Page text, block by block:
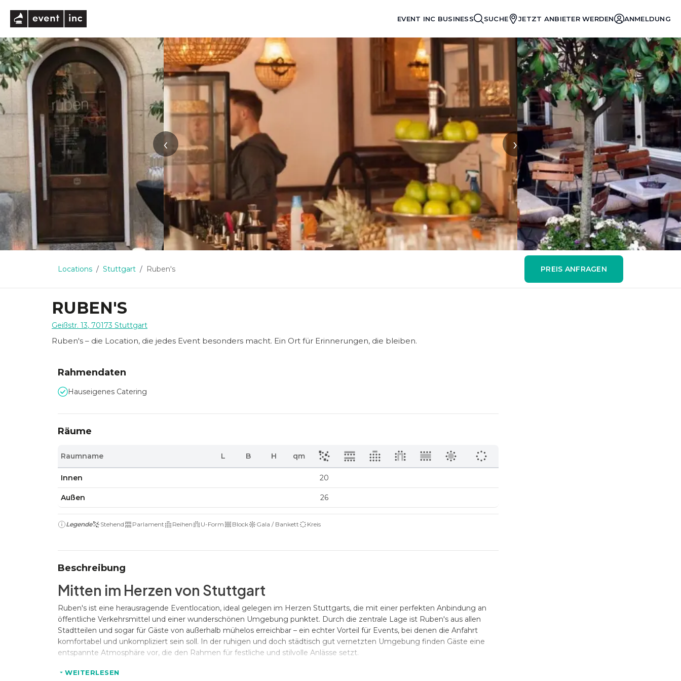
EVENT INC BUSINESS SUCHE JETZT ANBIETER WERDEN ANMELDUNG
‹ ›
Locations Stuttgart Ruben's PREIS ANFRAGEN
RUBEN'S
Geißstr. 13, 70173 Stuttgart
Ruben's – die Location, die jedes Event besonders macht. Ein Ort für Erinnerungen, die bleiben.
Rahmendaten
Hauseigenes Catering
Räume
Raumname L B H qm
Innen 20
Außen 26
Legende Stehend Parlament Reihen U-Form Block Gala / Bankett Kreis
Beschreibung
Mitten im Herzen von Stuttgart
Ruben's ist eine herausragende Eventlocation, ideal gelegen im Herzen Stuttgarts, die mit einer perfekten Anbindung an
öffentliche Verkehrsmittel und einer wunderschönen Umgebung punktet. Durch die zentrale Lage ist Ruben's aus allen
Stadtteilen und sogar für Gäste von außerhalb mühelos erreichbar – ein echter Vorteil für Events, bei denen die Anfahrt
komfortabel und unkompliziert sein soll. In der ruhigen und doch städtisch gut vernetzten Umgebung finden Gäste eine
entspannte Atmosphäre vor, die den Rahmen für festliche und stilvolle Anlässe setzt.
WEITERLESEN